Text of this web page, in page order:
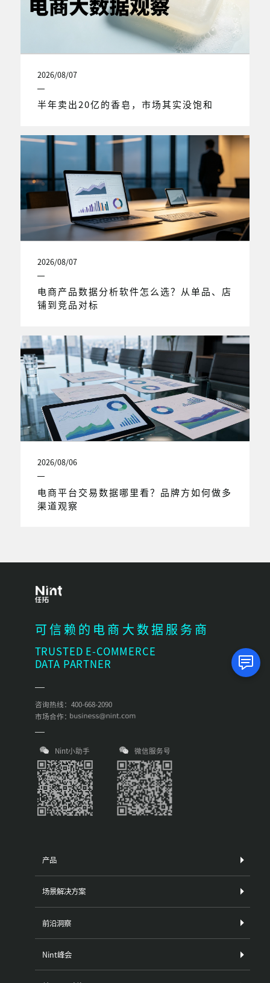
2026/08/07
半年卖出20亿的香皂，市场其实没饱和
2026/08/07
电商产品数据分析软件怎么选？从单品、店
铺到竞品对标
2026/08/06
电商平台交易数据哪里看？品牌方如何做多
渠道观察
可信赖的电商大数据服务商
TRUSTED E-COMMERCE
DATA PARTNER
咨询热线：400-668-2090
市场合作：
Nint小助手 微信服务号
产品
场景解决方案
前沿洞察
Nint峰会